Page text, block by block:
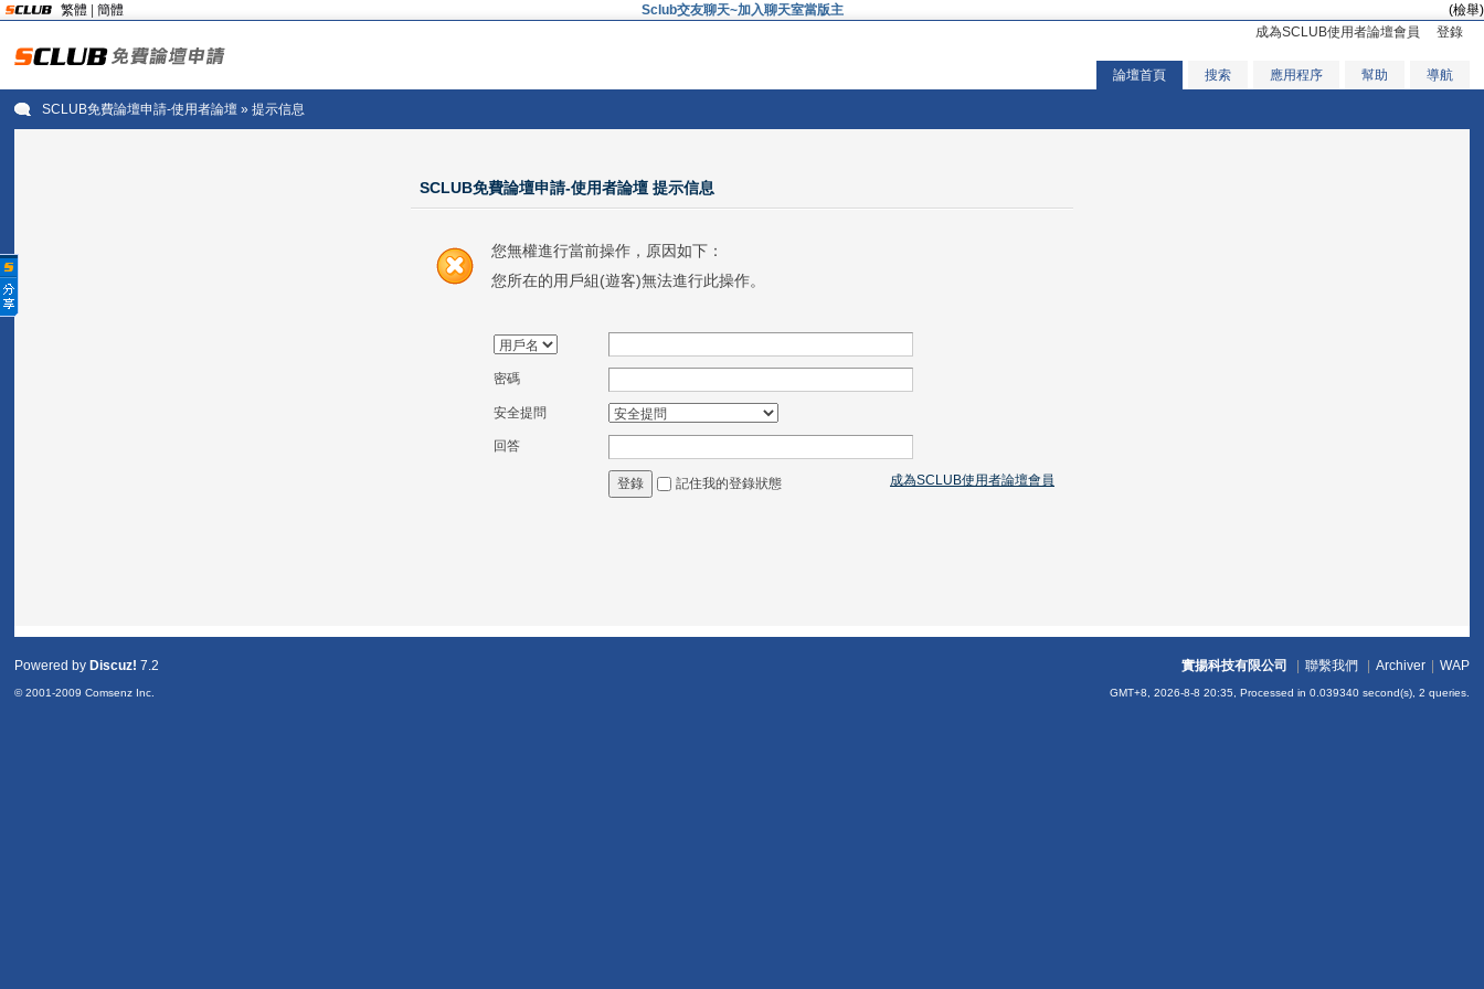
繁體 簡體 Sclub交友聊天~加入聊天室當版主
(檢舉)
成為SCLUB使用者論壇會員
登錄
論壇首頁 搜索 應用程序 幫助 導航
SCLUB免費論壇申請-使用者論壇 » 提示信息
SCLUB免費論壇申請-使用者論壇 提示信息
您無權進行當前操作，原因如下：
您所在的用戶組(遊客)無法進行此操作。
密碼
安全提問
回答
成為SCLUB使用者論壇會員
登錄 記住我的登錄狀態
實揚科技有限公司 聯繫我們 Archiver WAP
GMT+8, 2026-8-8 20:35, Processed in 0.039340 second(s), 2 queries.
Powered by Discuz! 7.2
© 2001-2009Comsenz Inc.